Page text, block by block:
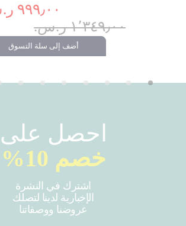
٩٩٩٫٠٠ ر.س.‏
١٬٣٤٩٫٠٠ ر.س.‏
أضف إلى سلة التسوق
احصل على
خصم 10%
اشترك في النشرة
الإخبارية لدينا لتصلك
عروضنا ووصفاتنا